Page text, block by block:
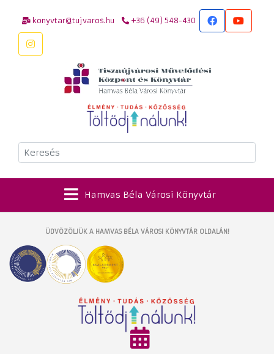
konyvtar@tujvaros.hu +36 (49) 548-430
Keresés
Hamvas Béla Városi Könyvtár
ÜDVÖZÖLJÜK A HAMVAS BÉLA VÁROSI KÖNYVTÁR OLDALÁN!